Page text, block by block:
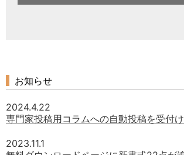
お知らせ
2024.4.22
専門家投稿用コラムへの自動投稿を受付
2023.11.1